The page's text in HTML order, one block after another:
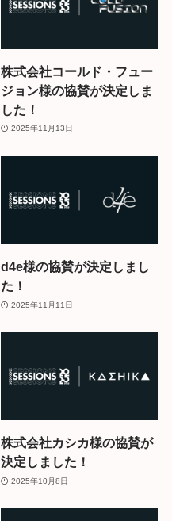
株式会社コールド・フュー
ジョン様の協賛が決定しま
した！
2025年11月13日
d4e様の協賛が決定しまし
た！
2025年11月11日
株式会社カシカ様の協賛が
決定しました！
2025年10月8日